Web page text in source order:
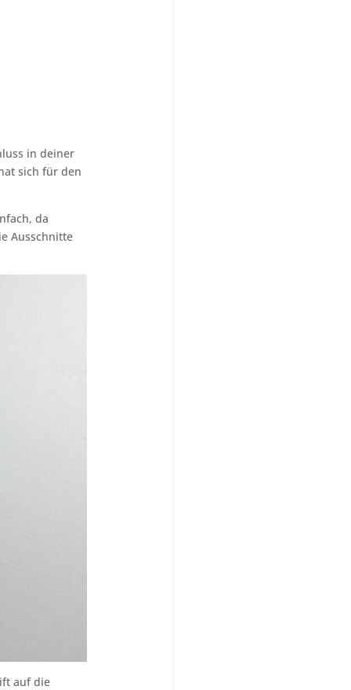
in deiner
sich für den
da
Ausschnitte
auf die